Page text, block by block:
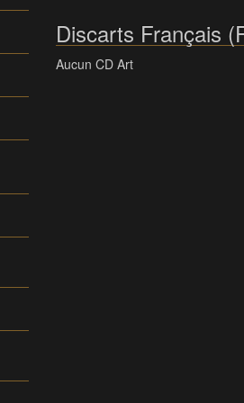
Discarts Français
Aucun CD Art